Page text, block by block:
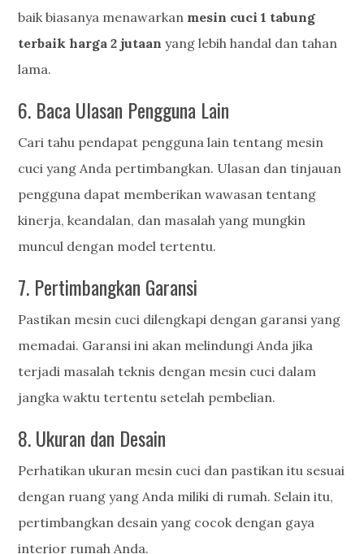
baik biasanya menawarkan mesin cuci 1 tabung
terbaik harga 2 jutaan yang lebih handal dan tahan
lama.
6. Baca Ulasan Pengguna Lain
Cari tahu pendapat pengguna lain tentang mesin
cuci yang Anda pertimbangkan. Ulasan dan tinjauan
pengguna dapat memberikan wawasan tentang
kinerja, keandalan, dan masalah yang mungkin
muncul dengan model tertentu.
7. Pertimbangkan Garansi
Pastikan mesin cuci dilengkapi dengan garansi yang
memadai. Garansi ini akan melindungi Anda jika
terjadi masalah teknis dengan mesin cuci dalam
jangka waktu tertentu setelah pembelian.
8. Ukuran dan Desain
Perhatikan ukuran mesin cuci dan pastikan itu sesuai
dengan ruang yang Anda miliki di rumah. Selain itu,
pertimbangkan desain yang cocok dengan gaya
interior rumah Anda.